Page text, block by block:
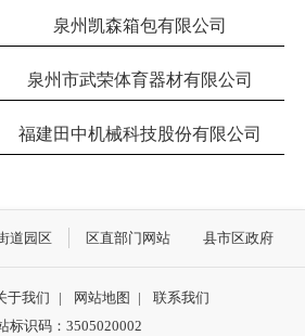
泉州凯森箱包有限公司
泉州市武荣体育器材有限公司
福建田中机械科技股份有限公司
道园区 区直部门网站 县市区政府
于我们 | 网站地图 |
联系我们
标识码：3505020002